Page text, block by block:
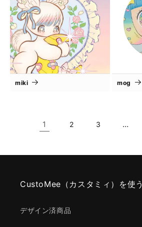
miki mog
1 2 3 …
CustoMee（カスタミィ）を使う
デザイン済商品